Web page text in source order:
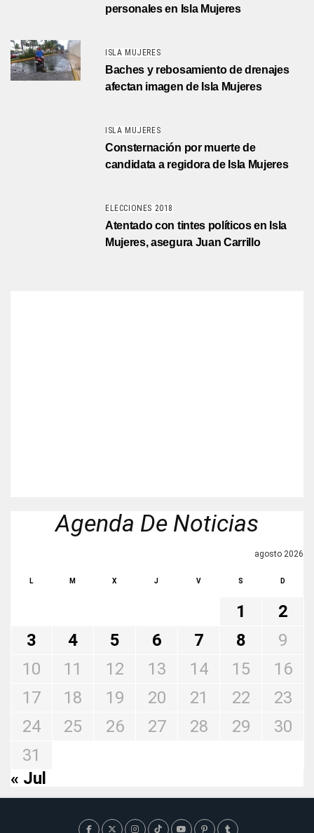
personales en Isla Mujeres
ISLA MUJERES
Baches y rebosamiento de drenajes
afectan imagen de Isla Mujeres
ISLA MUJERES
Consternación por muerte de
candidata a regidora de Isla Mujeres
ELECCIONES 2018
Atentado con tintes políticos en Isla
Mujeres, asegura Juan Carrillo
Agenda De Noticias
agosto 2026
L M X J V S D
1
2
3
4 5 6 7 8
9
10
11 12 13 14 15
16
17
18 19 20 21 22
23
24
25 26 27 28 29
30
31
« Jul